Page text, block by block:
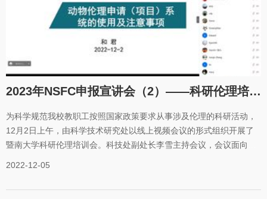
了近三年学校国家自然科学基金项目积极向上的势头，鼓励科研工作
者利用学校综合优势和校内资源，专注学术本身，积极申报。她建议
老师们坚定申报信心，关注全年不停歇的项目申报指南，把握申报时
间节点，尽早着手，精心准备。同时，要守住底线，重视学术生态和
科研诚信。董光辉从自己丰富的项目申报经验出发，发表了题为《项
基金青年项目和面上
2023年NSFC申报宣讲会（2）——科研伦理培训会，提高科研人员科研伦理意识
为科学规范我校教职工按照国家政策要求从事涉及伦理的科研活动，
12月2日上午，由科学技术研究处以线上视频会议的形式组织开展了
暨南大学科研伦理培训会。科技处副处长李雪主持会议，会议面向全
是我校国家基金申报数量最多的两个学部，希望广大科研人员通过培
2022-12-05